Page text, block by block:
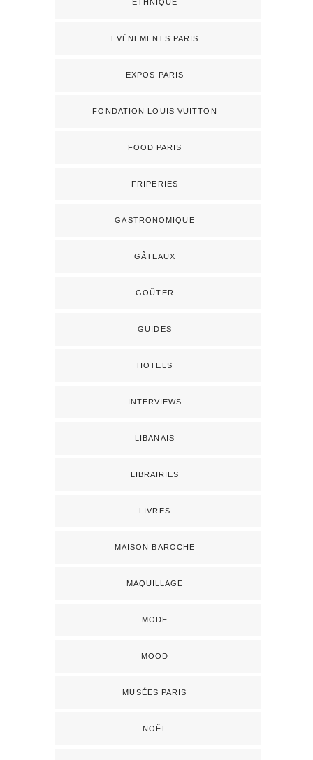
ETHNIQUE
EVÈNEMENTS PARIS
EXPOS PARIS
FONDATION LOUIS VUITTON
FOOD PARIS
FRIPERIES
GASTRONOMIQUE
GÂTEAUX
GOÛTER
GUIDES
HOTELS
INTERVIEWS
LIBANAIS
LIBRAIRIES
LIVRES
MAISON BAROCHE
MAQUILLAGE
MODE
MOOD
MUSÉES PARIS
NOËL